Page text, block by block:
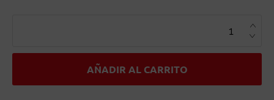
GS25
AÑADIR AL CARRITO